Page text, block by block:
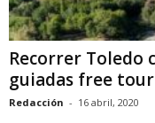
Recorrer Toledo
guiadas free tour
Redacción - 16 abril, 2020